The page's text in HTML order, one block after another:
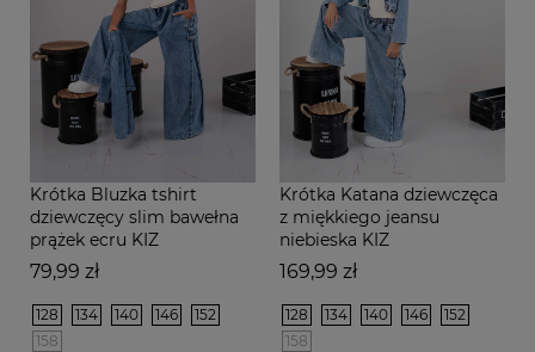
Krótka Bluzka tshirt
dziewczęcy slim bawełna
prążek ecru KIZ
Cena
79,99 zł
128 134 140 146
152
158
Krótka Katana dziewczęca
z miękkiego jeansu
niebieska KIZ
Cena
169,99 zł
128 134 140 146
152
158